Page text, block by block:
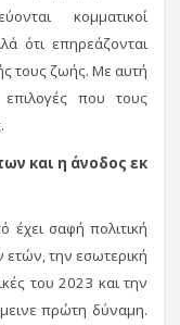
κομματικοί
ότι επηρεάζονται
τους ζωής. Με αυτή
που τους
και η άνοδος εκ
έχει σαφή πολιτική
την εσωτερική
του 2023 και την
πρώτη δύναμη.